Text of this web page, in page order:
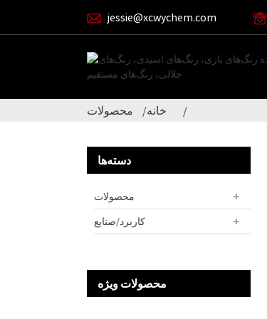
jessie@xcwychem.com
خانه محصولات
دسته‌ها
محصولات
کاربرد/صنایع
محصولات ویژه